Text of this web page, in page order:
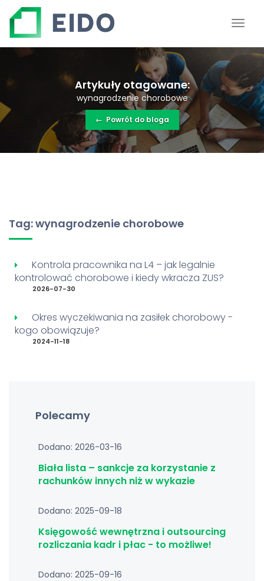
Artykuły otagowane:
wynagrodzenie chorobowe
← Powrót do bloga
Tag: wynagrodzenie chorobowe
Kontrola pracownika na L4 – jak legalnie
kontrolować chorobowe i kiedy wkracza ZUS?
2026-07-30
Okres wyczekiwania na zasiłek chorobowy -
kogo obowiązuje?
2024-11-18
Polecamy
Dodano: 2026-03-16
Biała lista – sankcje za korzystanie z
rachunków innych niż w wykazie
Dodano: 2025-09-18
Księgowość wewnętrzna i outsourcing
rozliczania kadr i płac - to możliwe!
Dodano: 2025-09-16